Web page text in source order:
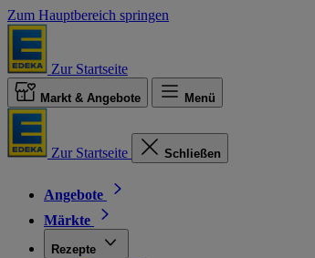
Zum Hauptbereich springen
Zur Startseite
Markt & Angebote Menü
Zur Startseite Schließen
Angebote
Märkte
Rezepte